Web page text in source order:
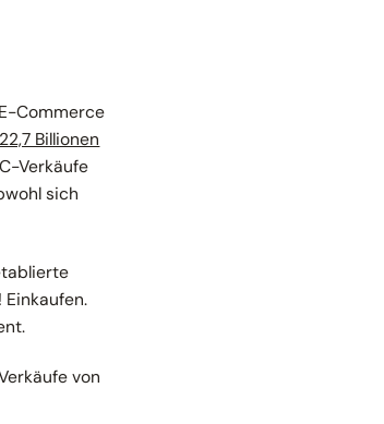
Commerce
Billionen
Verkäufe
sich
von